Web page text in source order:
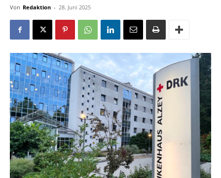
Von Redaktion - 28. Juni 2025